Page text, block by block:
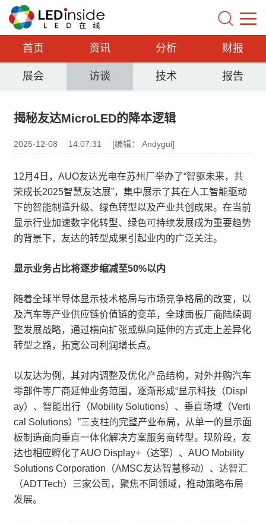
首页 资讯 分析 财报
展会 访谈 技术 报告
揭秘友达MicroLED的降本逻辑
2025-12-08 14:07:31 [编辑： Andygui]
12月4日，AUO友达光电在苏州厂举办了“智驱未来，共
荣成长2025智慧友达展”，集中展示了其在人工智能驱动
下的智能制造升级、绿色转型以及产业共创成果。在当前
显示行业加速数字化转型、绿色可持续发展成为重要趋势
的背景下，友达的转型成果引起业内的广泛关注。
显示业务占比将逐步缩减至50%以内
随着全球半导体显示技术格局与市场竞争格局的改变，以
及汽车等产业供应链价值链的变革，全球面板厂商陆续调
整发展战略，通过横向扩张或纵向延伸的方式走上差异化
转型之路，拓宽公司利润增长点。
以友达为例，其对内调整及优化产品结构，对外并购汽车
零部件等厂商延伸业务范围，逐渐形成“显示科技（Displ
ay）、智能出行（Mobility Solutions）、垂直场域（Verti
cal Solutions）”三支柱的完整产业布局，从单一的显示面
板制造商向垂直一体化解决方案服务商转型。现阶段，友
达也相应孵化了AUO Display+（达擎）、AUO Mobility
Solutions Corporation（AMSC友达智慧移动）、达智汇
（ADTTech）三家公司，聚焦不同领域，推动策略布局
发展。